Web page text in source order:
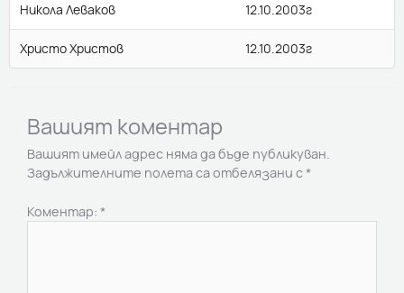
Никола Леваков 12.10.2003г
Христо Христов 12.10.2003г
Вашият коментар
Вашият имейл адрес няма да бъде публикуван.
Задължителните полета са отбелязани с*
Коментар: *